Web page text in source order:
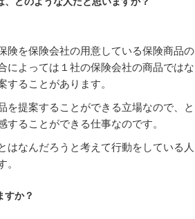
険を保険会社の用意している保険商品の
によっては１社の保険会社の商品ではな
することがあります。
を提案することができる立場なので、と
ることができる仕事なのです。
はなんだろうと考えて行動をしている人
。
すか？